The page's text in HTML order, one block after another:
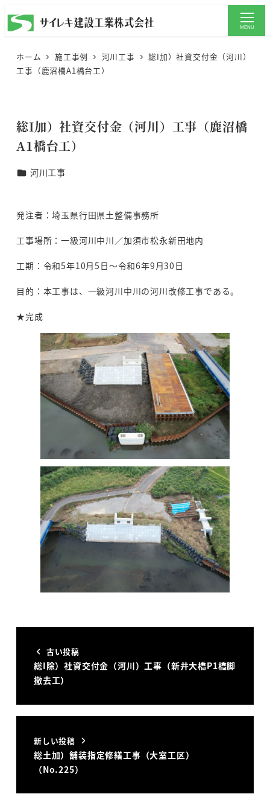
メ
イ
MENU
ホーム 施工事例 河川工事
総I加）社資交付金（河川）
工事（鹿沼橋A1橋台工）
総I加）社資交付金（河川）工事（鹿沼橋
A1橋台工）
種別河川工事
発注者：埼玉県行田県土整備事務所
工事場所：一級河川中川／加須市松永新田地内
工期：令和5年10月5日～令和6年9月30日
目的：本工事は、一級河川中川の河川改修工事である。
★完成
古い投稿
総I除）社資交付金（河川）工事（新井大橋P1橋脚
撤去工）
新しい投稿
総土加）舗装指定修繕工事（大室工区）
（No.225）